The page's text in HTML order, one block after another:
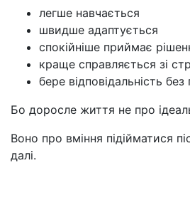
легше навчається
швидше адаптується
спокійніше приймає
краще справляється зі
бере відповідальність без
Бо доросле життя не про
Воно про вміння підійматися
далі.